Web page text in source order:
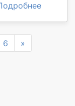
6 »